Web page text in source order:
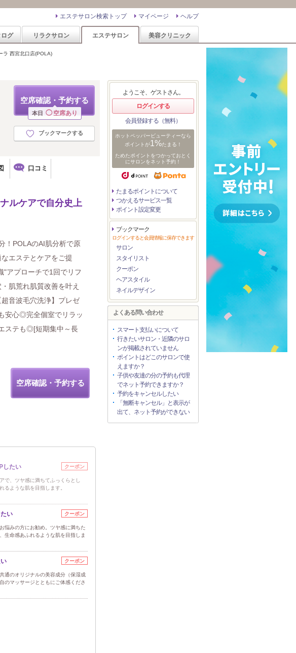
ヘルプ
マイページ
エステサロン検索トップ
グ リラクサロン エステサロン 美容クリニック
ラ 西宮北口店(POLA)
空席確認・予約する
本日 ◯ 空席あり
ブックマークする
口コミ
ルケアで自分史上
！POLAのAI肌分析で原
エステとケアをご提
"アプローチで1回でリフ
肌荒れ肌質改善を叶え
音波毛穴洗浄】プレゼ
安心◎完全個室でリラッ
ステも◎[短期集中～長
空席確認・予約する
したい クーポン
で、ツヤ感に満ちてふっくらとし
るような肌を目指します。
い クーポン
悩みの方にお勧め。ツヤ感に満ちた
生命感あふれるような肌を目指しま
クーポン
通のオリジナルの美容成分（保湿成
のマッサージとともにご体感くださ
ようこそ、ゲストさん。
ログインする
会員登録する（無料）
ホットペッパービューティーなら
ポイントが1%たまる！
ためたポイントをつかっておとく
にサロンをネット予約！
たまるポイントについて
つかえるサービス一覧
ポイント設定変更
ブックマーク
ログインすると会員情報に保存できます
サロン
スタイリスト
クーポン
ヘアスタイル
ネイルデザイン
よくある問い合わせ
スマート支払いについて
行きたいサロン・近隣のサロ
ンが掲載されていません
ポイントはどこのサロンで使
えますか？
子供や友達の分の予約も代理
でネット予約できますか？
予約をキャンセルしたい
「無断キャンセル」と表示が
出て、ネット予約ができない